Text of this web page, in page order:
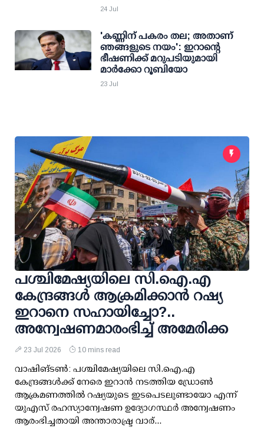
24 Jul
'കണ്ണിന് പകരം തല; അതാണ്
ഞങ്ങളുടെ നയം': ഇറാന്റെ
ഭീഷണിക്ക് മറുപടിയുമായി
മാര്‍ക്കോ റൂബിയോ
23 Jul
പശ്ചിമേഷ്യയിലെ സി.ഐ.എ
കേന്ദ്രങ്ങള്‍ ആക്രമിക്കാന്‍ റഷ്യ
ഇറാനെ സഹായിച്ചോ?..
അന്വേഷണമാരംഭിച്ച് അമേരിക്ക
23 Jul 2026 10 mins read
വാഷിങ്ടണ്‍: പശ്ചിമേഷ്യയിലെ സി.ഐ.എ
കേന്ദ്രങ്ങള്‍ക്ക് നേരെ ഇറാന്‍ നടത്തിയ ഡ്രോണ്‍
ആക്രമണത്തില്‍ റഷ്യയുടെ ഇടപെടലുണ്ടായോ എന്ന്
യുഎസ് രഹസ്യാന്വേഷണ ഉദ്യോഗസ്ഥര്‍ അന്വേഷണം
ആരംഭിച്ചതായി അന്താരാഷ്ട്ര വാര്...